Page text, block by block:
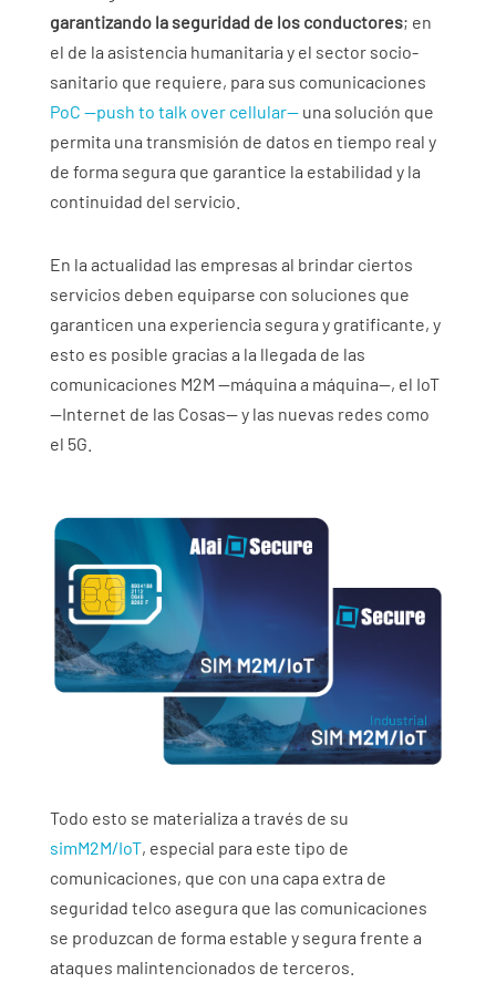
garantizando la seguridad de los conductores; en
el de la asistencia humanitaria y el sector socio-
sanitario que requiere, para sus comunicaciones
PoC —push to talk over cellular—una solución que
permita una transmisión de datos en tiempo real y
de forma segura que garantice la estabilidad y la
continuidad del servicio.
En la actualidad las empresas al brindar ciertos
servicios deben equiparse con soluciones que
garanticen una experiencia segura y gratificante, y
esto es posible gracias a la llegada de las
comunicaciones M2M —máquina a máquina—, el IoT
—Internet de las Cosas— y las nuevas redes como
el 5G.
Todo esto se materializa a través de su
simM2M/IoT, especial para este tipo de
comunicaciones, que con una capa extra de
seguridad telco asegura que las comunicaciones
se produzcan de forma estable y segura frente a
ataques malintencionados de terceros.